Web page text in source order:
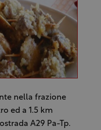
nella frazione
ed a 1.5 km
A29 Pa-Tp.